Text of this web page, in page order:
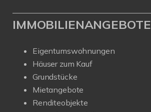
IMMOBILIENANGEBOTE
Eigentumswohnungen
Häuser zum Kauf
Grundstücke
Mietangebote
Renditeobjekte